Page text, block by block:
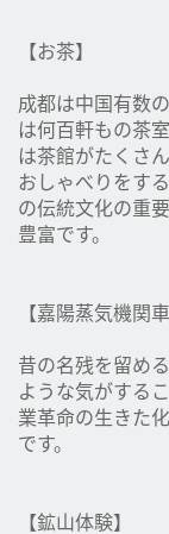
【お茶】
成都は中国有数
は何百軒もの茶
は茶館がたくさ
おしゃべりをす
の伝統文化の重
豊富です。
【嘉陽蒸気機関車
昔の名残を留め
ような気がする
業革命の生きた
です。
【鉱山体験】